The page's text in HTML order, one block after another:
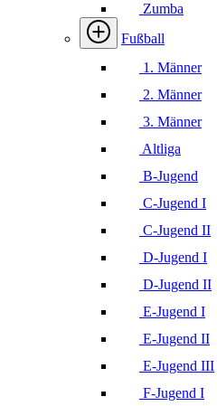
Zumba
Fußball
1. Männer
2. Männer
3. Männer
Altliga
B-Jugend
C-Jugend I
C-Jugend II
D-Jugend I
D-Jugend II
E-Jugend I
E-Jugend II
E-Jugend III
F-Jugend I